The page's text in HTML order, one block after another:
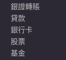
銀證轉賬
貸款
銀行卡
股票
基金